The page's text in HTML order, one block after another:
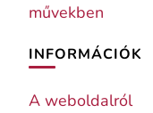
művekben
INFORMÁCIÓK
A weboldalról